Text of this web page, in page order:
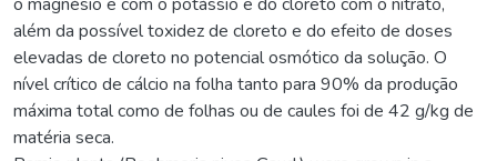
além da possível toxidez de cloreto e do efeito de doses
elevadas de cloreto no potencial osmótico da solução. O
nível crítico de cálcio na folha tanto para 90% da produção
máxima total como de folhas ou de caules foi de 42 g/kg de
matéria seca.